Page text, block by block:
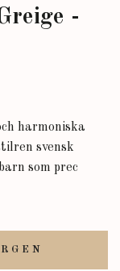
-
harmoniska
svensk
som prec